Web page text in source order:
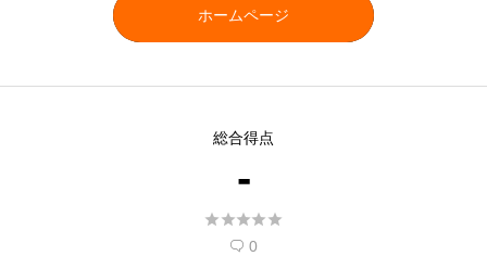
ホームページ
総合得点
-

 0